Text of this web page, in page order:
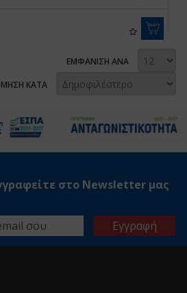
ΕΜΦΑΝΙΣΗ ΑΝΑ
ΚΑΤΑ
στο Νewsletter μας